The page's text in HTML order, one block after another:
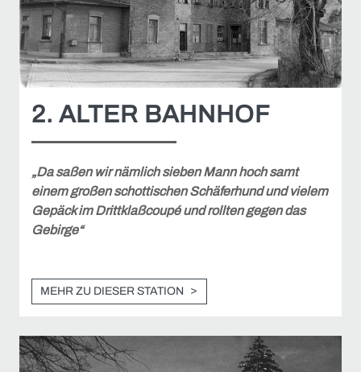
2. ALTER BAHNHOF
„Da saßen wir nämlich sieben Mann hoch samt
einem großen schottischen Schäferhund und vielem
Gepäck im Drittklaßcoupé und rollten gegen das
Gebirge“
MEHR ZU DIESER STATION